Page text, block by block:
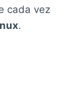
cada vez
.